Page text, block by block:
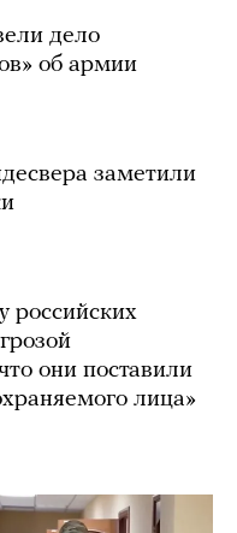
дело
об армии
заметили
российских
они поставили
лица»